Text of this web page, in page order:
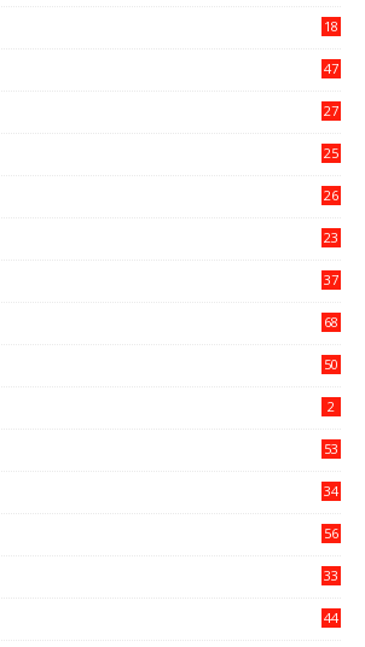
18
47
27
25
26
23
37
68
50
2
53
34
56
33
44